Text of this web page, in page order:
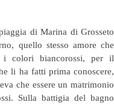
di Marina di Grosseto
quello stesso amore che
i colori biancorossi, per il
li ha fatti prima conoscere,
che essere un matrimonio
Sulla battigia del bagno